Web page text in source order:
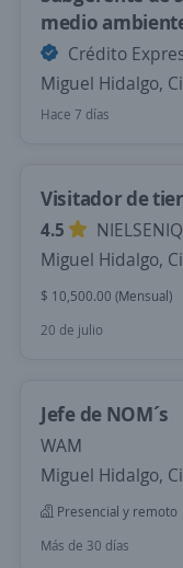
medio
Crédito
Miguel Hidalgo,
Hace 7 días
Visitador de
4.5
Miguel Hidalgo,
$ 10,500.00 (Mensual)
20 de julio
Jefe de NOM´s
WAM
Miguel Hidalgo,
Presencial y remoto
Más de 30 días